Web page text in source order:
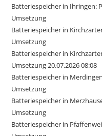
Batteriespeicher in Ihringen:
Umsetzung
Batteriespeicher in
Umsetzung
Batteriespeicher in
Umsetzung 20.07.2026 08:08
Batteriespeicher in
Umsetzung
Batteriespeicher in
Umsetzung
Batteriespeicher in